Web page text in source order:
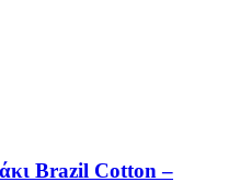
Brazil Cotton –